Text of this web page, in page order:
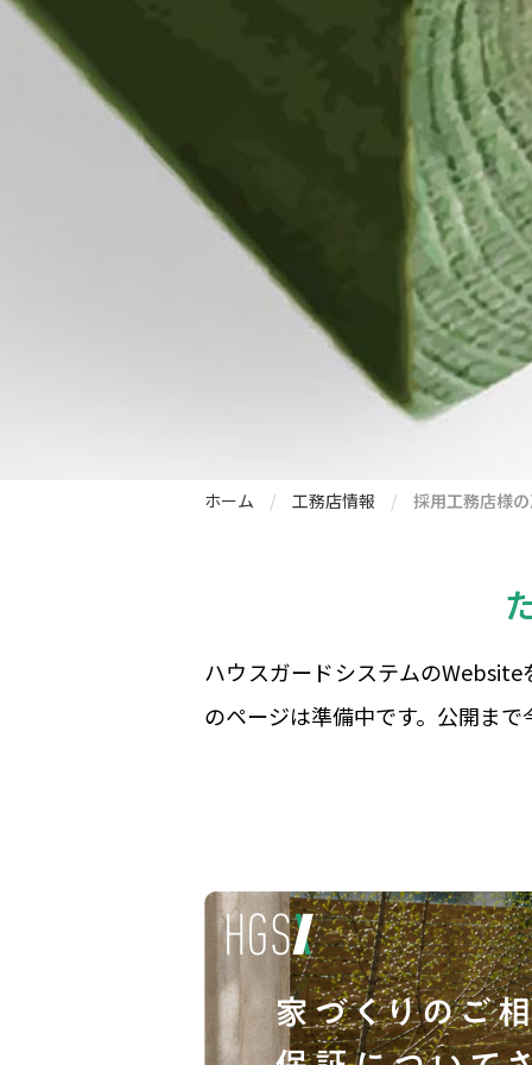
ホーム 工務店情報 採用工務店様
ハウスガードシステムの
のページは準備中です。公開ま